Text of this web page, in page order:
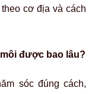
cơ địa và cách
được bao lâu?
sóc đúng cách,